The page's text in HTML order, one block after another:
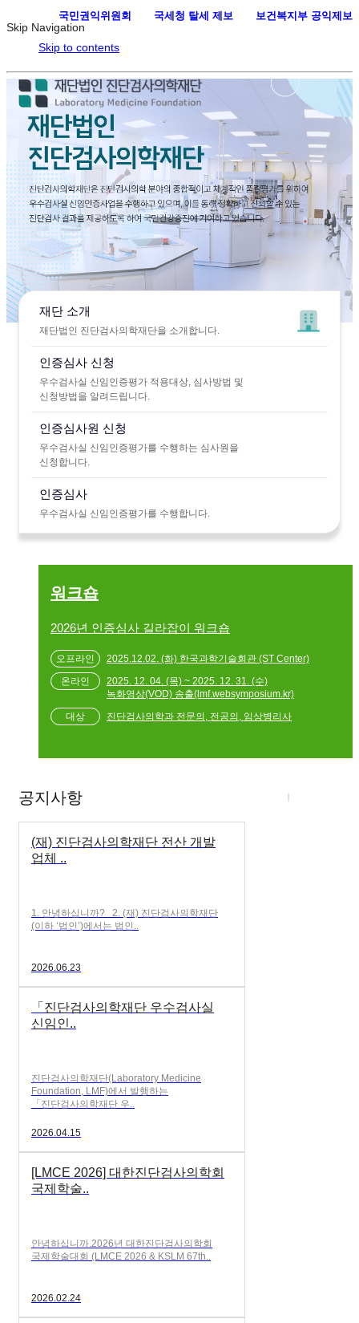
Skip Navigation
Skip to contents
재단 소개
재단법인 진단검사의학재단을 소개합니다.
인증심사 신청
우수검사실 신임인증평가 적용대상, 심사방법 및
신청방법을 알려드립니다.
인증심사원 신청
우수검사실 신임인증평가를 수행하는 심사원을
신청합니다.
인증심사
우수검사실 신임인증평가를 수행합니다.
워크숍
2026년 인증심사 길라잡이 워크숍
2025.12.02. (화) 한국과학기술회관 (ST Center)
2025. 12. 04. (목) ~ 2025. 12. 31. (수)
녹화영상(VOD) 송출(lmf.websymposium.kr)
진단검사의학과 전문의, 전공의, 임상병리사
공지사항
(재) 진단검사의학재단 전산 개발
업체 ..
1. 안녕하십니까? 2. (재) 진단검사의학재단
(이하 ‘법인’)에서는 법인..
2026.06.23
「진단검사의학재단 우수검사실
신임인..
진단검사의학재단(Laboratory Medicine
Foundation, LMF)에서 발행하는
「진단검사의학재단 우..
2026.04.15
[LMCE 2026] 대한진단검사의학회
국제학술..
안녕하십니까.2026년 대한진단검사의학회
국제학술대회 (LMCE 2026 & KSLM 67th..
2026.02.24
국민권익위원회 국세청 탈세 제보 보건복지부 공익제보